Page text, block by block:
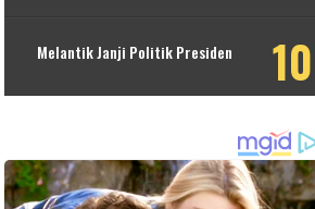
Melantik Janji Politik Presiden